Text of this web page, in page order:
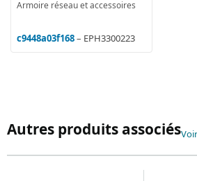
Armoire réseau et accessoires
c9448a03f168– EPH3300223
Autres produits associés